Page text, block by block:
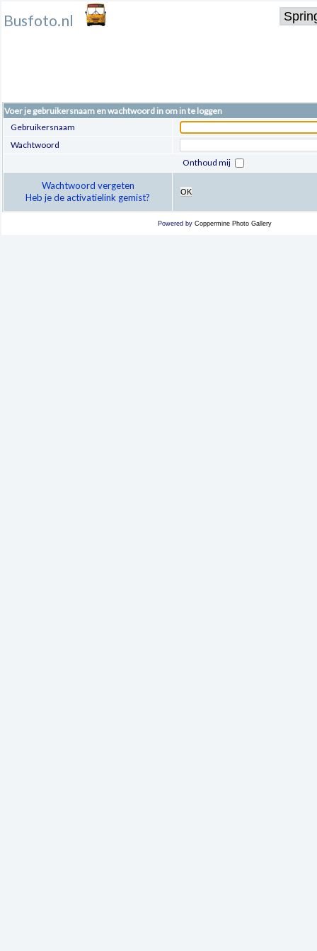
Busfoto.nl
Voer je gebruikersnaam en wachtwoord in om in te loggen
Gebruikersnaam
Wachtwoord
Onthoud mij
Wachtwoord vergeten
Heb je de activatielink gemist?
OK
Powered by Coppermine Photo Gallery